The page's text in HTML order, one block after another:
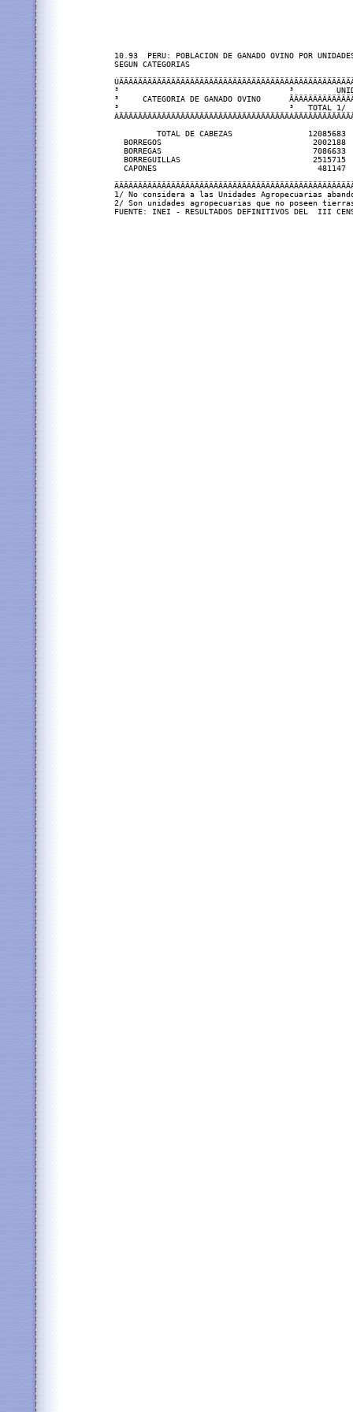
10.93  PERU: POBLACION DE GANADO OVINO POR
SEGUN CATEGORIAS
³                                    ³         UNIDADES
³     CATEGORIA DE GANADO OVINO
³                                    ³   TOTAL 1/  ³
TOTAL DE CABEZAS                12085683
BORREGOS                                2002188
BORREGAS                                7086633
BORREGUILLAS                            2515715
CAPONES                                  481147
1/ No considera a las Unidades Agropecuarias
2/ Son unidades agropecuarias que no poseen